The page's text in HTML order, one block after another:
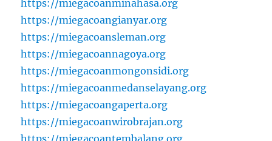
https://miegacoanminahasa.org
https://miegacoangianyar.org
https://miegacoansleman.org
https://miegacoannagoya.org
https://miegacoanmongonsidi.org
https://miegacoanmedanselayang.org
https://miegacoangaperta.org
https://miegacoanwirobrajan.org